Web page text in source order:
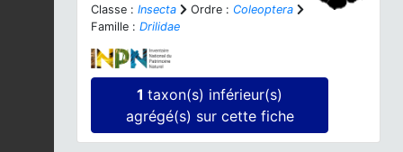
Classe : Insecta Ordre : Coleoptera
Famille : Drilidae
1taxon(s) inférieur(s)
agrégé(s) sur cette fiche